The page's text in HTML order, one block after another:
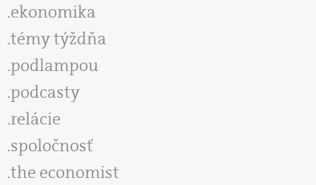
ekonomika
témy týždňa
podlampou
podcasty
relácie
spoločnosť
the economist